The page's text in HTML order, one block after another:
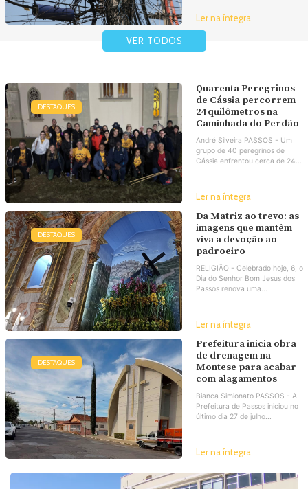
Ler na íntegra
VER TODOS
DESTAQUES
Quarenta Peregrinos
de Cássia percorrem
24 quilômetros na
Caminhada do Perdão
André Silveira PASSOS - Um
grupo de 40 peregrinos de
Cássia enfrentou cerca de 24...
Ler na íntegra
DESTAQUES
Da Matriz ao trevo: as
imagens que mantêm
viva a devoção ao
padroeiro
RELIGIÃO - Celebrado hoje, 6, o
Dia do Senhor Bom Jesus dos
Passos renova uma...
Ler na íntegra
DESTAQUES
Prefeitura inicia obra
de drenagem na
Montese para acabar
com alagamentos
Bianca Simionato PASSOS - A
Prefeitura de Passos iniciou no
último dia 27 de julho...
Ler na íntegra